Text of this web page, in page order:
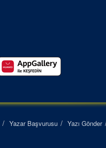
Yazar Başvurusu Yazı Gönder